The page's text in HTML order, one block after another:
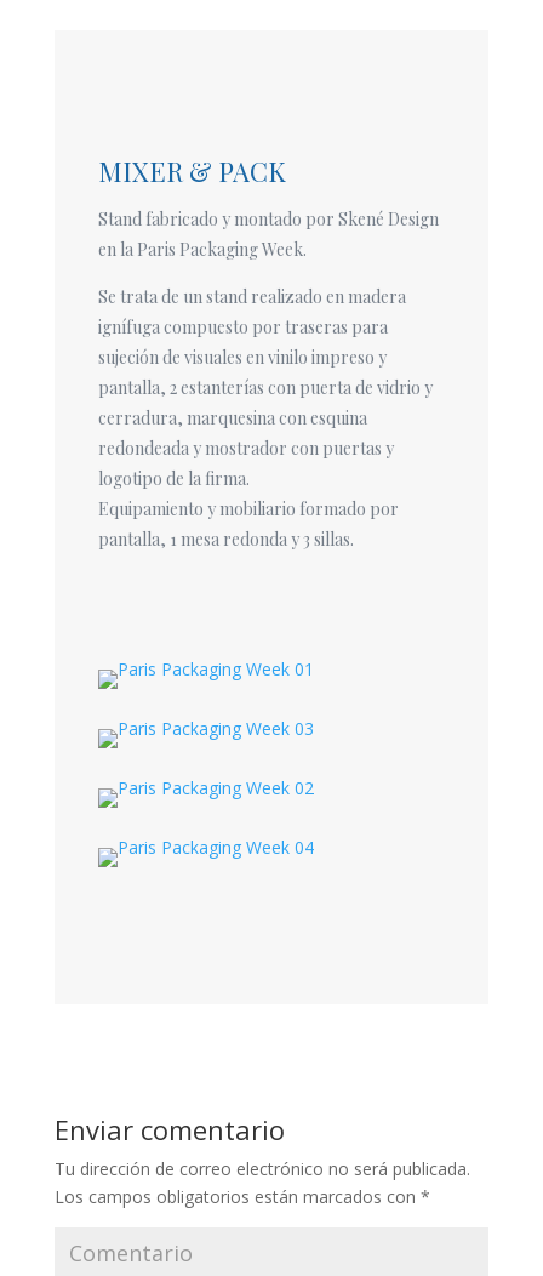
MIXER & PACK
Stand fabricado y montado por Skené Design
en la Paris Packaging Week.
Se trata de un stand realizado en madera
ignífuga compuesto por traseras para
sujeción de visuales en vinilo impreso y
pantalla, 2 estanterías con puerta de vidrio y
cerradura, marquesina con esquina
redondeada y mostrador con puertas y
logotipo de la firma.
Equipamiento y mobiliario formado por
pantalla, 1 mesa redonda y 3 sillas.
Enviar comentario
Tu dirección de correo electrónico no será publicada.
Los campos obligatorios están marcados con *